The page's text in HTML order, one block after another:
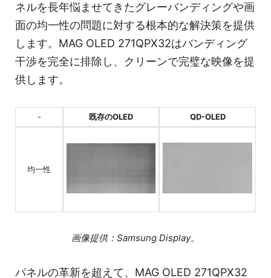
ネルを長年悩ませてきたグレーバンディングや画
面の均一性の問題に対する根本的な解決策を提供
します。MAG OLED 271QPX32はバンディング
干渉を完全に排除し、クリーンで完璧な映像を提
供します。
- 既存のOLED QD-OLED
均一性
画像提供：Samsung Display。
パネルの革新を超えて、MAG OLED 271QPX32